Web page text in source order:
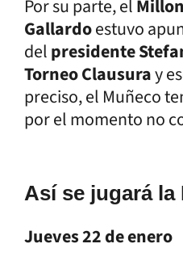
Por su parte, el
Gallardoestuvo
delpresidente
Torneo Clausuray
preciso, el Muñeco
por el momento no
Así se jugará la
Jueves 22 de enero